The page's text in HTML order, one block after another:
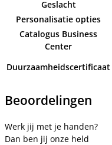
Geslacht
Personalisatie opties
Catalogus Business
Center
Duurzaamheidscertificaat
Beoordelingen
Werk jij met je handen?
Dan ben jij onze held